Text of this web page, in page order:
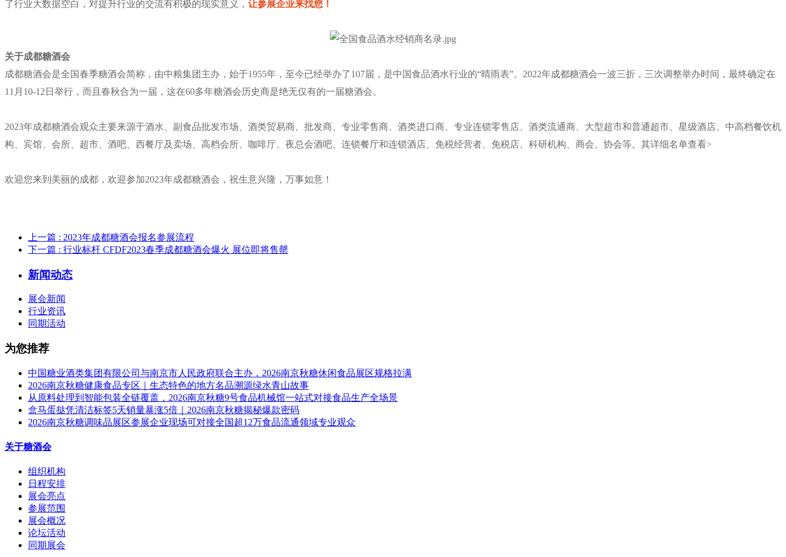
了行业大数据空白，对提升行业的交流有积极的现实意义， 让参展企业来找您！
关于成都糖酒会
成都糖酒会是全国春季糖酒会简称，由中粮集团主办，始于1955年，至今已经举办了107届，是中国食品酒水行业的“晴雨表”。2022年成都糖酒会一波三折，三次调整举办时间，最终确定在
11月10-12日举行，而且春秋合为一届，这在60多年糖酒会历史商是绝无仅有的一届糖酒会。
2023年成都糖酒会观众主要来源于酒水、副食品批发市场、酒类贸易商、批发商、专业零售商、酒类进口商、专业连锁零售店、酒类流通商、大型超市和普通超市、星级酒店、中高档餐饮机
构、宾馆、会所、超市、酒吧、西餐厅及卖场、高档会所、咖啡厅、夜总会酒吧、连锁餐厅和连锁酒店、免税经营者、免税店、科研机构、商会、协会等。其详细名单查看>
欢迎您来到美丽的成都，欢迎参加2023年成都糖酒会，祝生意兴隆，万事如意！
上一篇 : 2023年成都糖酒会报名参展流程
下一篇 : 行业标杆 CFDF2023春季成都糖酒会爆火 展位即将售罄
新闻动态
展会新闻
行业资讯
同期活动
为您推荐
中国糖业酒类集团有限公司与南京市人民政府联合主办，2026南京秋糖休闲食品展区规格拉满
2026南京秋糖健康食品专区｜生态特色的地方名品溯源绿水青山故事
从原料处理到智能包装全链覆盖，2026南京秋糖9号食品机械馆一站式对接食品生产全场景
盒马蛋挞凭清洁标签5天销量暴涨5倍｜2026南京秋糖揭秘爆款密码
2026南京秋糖调味品展区参展企业现场可对接全国超12万食品流通领域专业观众
关于糖酒会
组织机构
日程安排
展会亮点
参展范围
展会概况
论坛活动
同期展会